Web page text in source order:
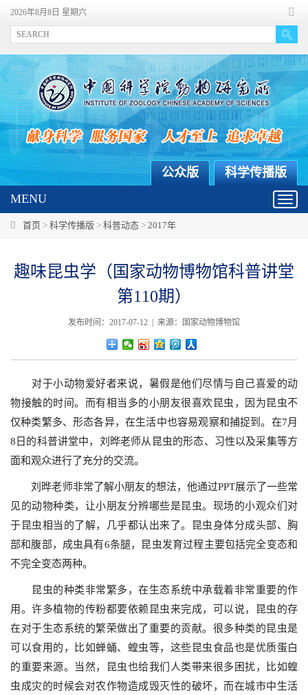
2026年8月8日 星期六
科学传播版
公众版
MENU
首页 > 科学传播版 > 科普动态 > 2017年
趣味昆虫学（国家动物博物馆科普讲堂
第110期）
发布时间：2017-07-12 | 来源：国家动物博物馆
对于小动物爱好者来说，暑假是他们尽情与自己喜爱的动
物接触的时间。而有相当多的小朋友很喜欢昆虫，因为昆虫不
仅种类繁多、形态各异，在生活中也容易观察和捕捉到。在7月
8日的科普讲堂中，刘晔老师从昆虫的形态、习性以及采集等方
面和观众进行了充分的交流。
刘晔老师非常了解小朋友的想法，他通过PPT展示了一些常
见的动物种类，让小朋友分辨哪些是昆虫。现场的小观众们对
于昆虫相当的了解，几乎都认出来了。昆虫身体分成头部、胸
部和腹部，成虫具有6条腿，昆虫发育过程主要包括完全变态和
不完全变态两种。
昆虫的种类非常繁多，在生态系统中承载着非常重要的作
用。许多植物的传粉都要依赖昆虫来完成，可以说，昆虫的存
在对于生态系统的繁荣做出了重要的贡献。很多种类的昆虫是
可以食用的，比如蝉蛹、蝗虫等，这些昆虫食品也是优质蛋白
的重要来源。当然，昆虫也给我们人类带来很多困扰，比如蝗
虫成灾的时候会对农作物造成毁灭性的破坏，而在城市中生活